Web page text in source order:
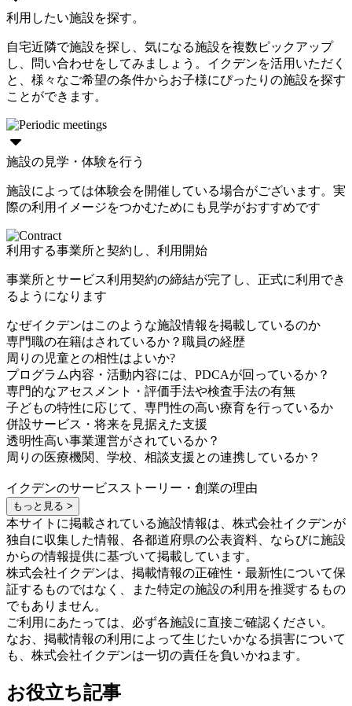
利用したい施設を探す。
自宅近隣で施設を探し、気になる施設を複数ピックアップ
し、問い合わせをしてみましょう。イクデンを活用いただく
と、様々なご希望の条件からお子様にぴったりの施設を探す
ことができます。
施設の見学・体験を行う
施設によっては体験会を開催している場合がございます。実
際の利用イメージをつかむためにも見学がおすすめです
利用する事業所と契約し、利用開始
事業所とサービス利用契約の締結が完了し、正式に利用でき
るようになります
なぜイクデンはこのような施設情報を掲載しているのか
専門職の在籍はされているか？職員の経歴
周りの児童との相性はよいか?
プログラム内容・活動内容には、PDCAが回っているか？
専門的なアセスメント・評価手法や検査手法の有無
子どもの特性に応じて、専門性の高い療育を行っているか
併設サービス・将来を見据えた支援
透明性高い事業運営がされているか？
周りの医療機関、学校、相談支援との連携しているか？
イクデンのサービスストーリー・創業の理由
もっと見る >
本サイトに掲載されている施設情報は、株式会社イクデンが
独自に収集した情報、各都道府県の公表資料、ならびに施設
からの情報提供に基づいて掲載しています。
株式会社イクデンは、掲載情報の正確性・最新性について保
証するものではなく、また特定の施設の利用を推奨するもの
でもありません。
ご利用にあたっては、必ず各施設に直接ご確認ください。
なお、掲載情報の利用によって生じたいかなる損害について
も、株式会社イクデンは一切の責任を負いかねます。
お役立ち記事